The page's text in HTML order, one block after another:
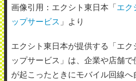
画像引用：エクシト東日本「エク
ップサービス 」より
エクシト東日本が提供する「エ
ップサービス」は、企業や店舗
が起こったときにモバイル回線へ